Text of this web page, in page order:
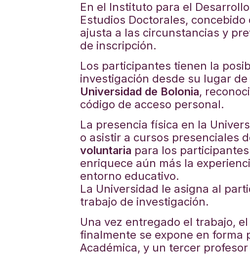
En el Instituto para el
Estudios Doctorales, concebido
ajusta a las circunstancias y
de inscripción.
Los participantes tienen la
investigación desde su lugar
Universidad de Bolonia,
código de acceso personal.
La presencia física en la
o asistir a cursos presenciales
voluntaria para los
enriquece aún más la
entorno educativo.
La Universidad le asigna al
trabajo de investigación.
Una vez entregado el trabajo,
finalmente se expone en forma
Académica, y un tercer